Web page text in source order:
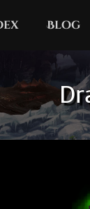
Blog